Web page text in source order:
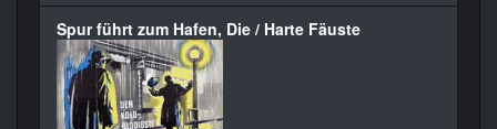
Spur führt zum Hafen, Die / Harte Fäuste